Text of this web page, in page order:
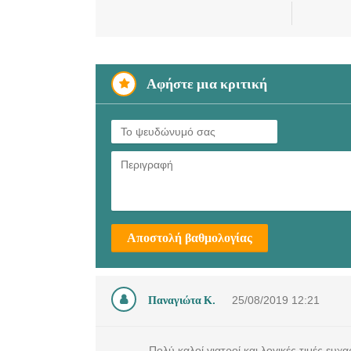
Αφήστε μια κριτική
Αποστολή βαθμολογίας
Παναγιώτα Κ. 25/08/2019 12:21